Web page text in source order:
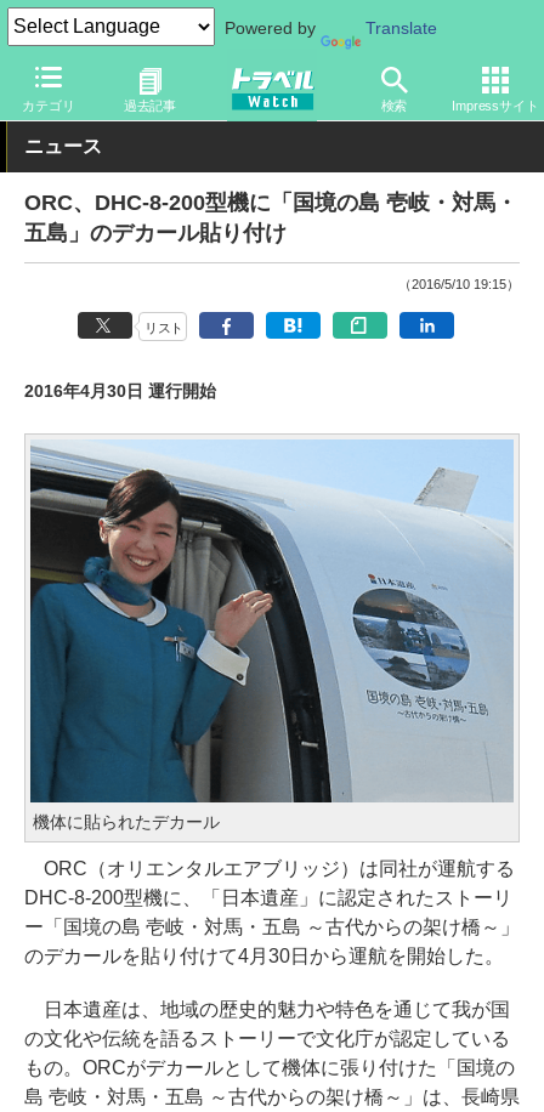
Powered by Translate
カテゴリ 過去記事 検索 Impressサイト
トラベル Watch 旅の方法 空旅 飛行機
ニュース
ORC、DHC-8-200型機に「国境の島 壱岐・対馬・
五島」のデカール貼り付け
（2016/5/10 19:15）
リスト
2016年4月30日 運行開始
機体に貼られたデカール
ORC（オリエンタルエアブリッジ）は同社が運航する
DHC-8-200型機に、「日本遺産」に認定されたストーリ
ー「国境の島 壱岐・対馬・五島 ～古代からの架け橋～」
のデカールを貼り付けて4月30日から運航を開始した。
日本遺産は、地域の歴史的魅力や特色を通じて我が国
の文化や伝統を語るストーリーで文化庁が認定している
もの。ORCがデカールとして機体に張り付けた「国境の
島 壱岐・対馬・五島 ～古代からの架け橋～」は、長崎県